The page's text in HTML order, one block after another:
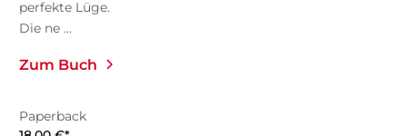
perfekte Lüge.
Die ne ...
Zum Buch
Paperback